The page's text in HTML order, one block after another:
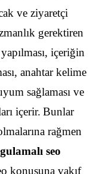
ve ziyaretçi
gerektiren
içeriğin
anahtar kelime
sağlaması ve
içerir. Bunlar
rağmen
seo
konusuna vakıf